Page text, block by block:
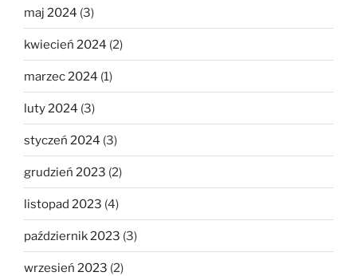
maj 2024 (3)
kwiecień 2024 (2)
marzec 2024 (1)
luty 2024 (3)
styczeń 2024 (3)
grudzień 2023 (2)
listopad 2023 (4)
październik 2023 (3)
wrzesień 2023 (2)